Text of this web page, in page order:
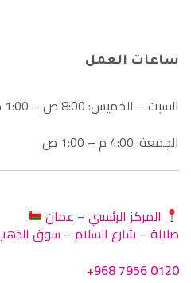
ساعات العمل
السبت – الخميس: 8:00 ص – 1:00 ص
الجمعة: 4:00 م – 1:00 ص
المركز الرئيسي – عمان
صلالة – شارع السلام – سوق
+968 7956 0120